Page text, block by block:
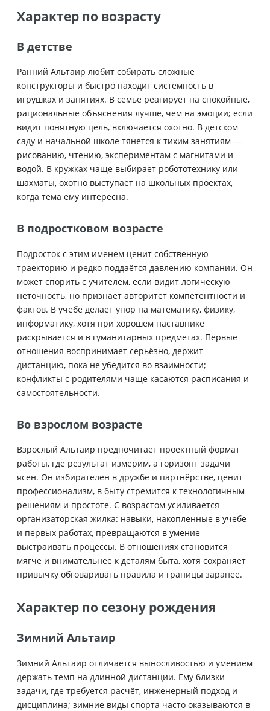
Характер по возрасту
В детстве
Ранний Альтаир любит собирать сложные
конструкторы и быстро находит системность в
игрушках и занятиях. В семье реагирует на спокойные,
рациональные объяснения лучше, чем на эмоции; если
видит понятную цель, включается охотно. В детском
саду и начальной школе тянется к тихим занятиям —
рисованию, чтению, экспериментам с магнитами и
водой. В кружках чаще выбирает робототехнику или
шахматы, охотно выступает на школьных проектах,
когда тема ему интересна.
В подростковом возрасте
Подросток с этим именем ценит собственную
траекторию и редко поддаётся давлению компании. Он
может спорить с учителем, если видит логическую
неточность, но признаёт авторитет компетентности и
фактов. В учёбе делает упор на математику, физику,
информатику, хотя при хорошем наставнике
раскрывается и в гуманитарных предметах. Первые
отношения воспринимает серьёзно, держит
дистанцию, пока не убедится во взаимности;
конфликты с родителями чаще касаются расписания и
самостоятельности.
Во взрослом возрасте
Взрослый Альтаир предпочитает проектный формат
работы, где результат измерим, а горизонт задачи
ясен. Он избирателен в дружбе и партнёрстве, ценит
профессионализм, в быту стремится к технологичным
решениям и простоте. С возрастом усиливается
организаторская жилка: навыки, накопленные в учебе
и первых работах, превращаются в умение
выстраивать процессы. В отношениях становится
мягче и внимательнее к деталям быта, хотя сохраняет
привычку обговаривать правила и границы заранее.
Характер по сезону рождения
Зимний Альтаир
Зимний Альтаир отличается выносливостью и умением
держать темп на длинной дистанции. Ему близки
задачи, где требуется расчёт, инженерный подход и
дисциплина; зимние виды спорта часто оказываются в